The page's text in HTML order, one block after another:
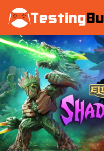
Zum Hauptinhalt springen